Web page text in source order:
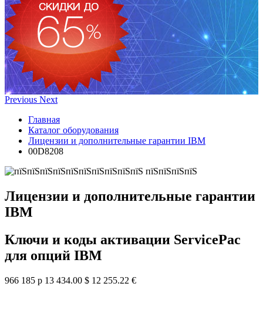
Previous Next
Главная
Каталог оборудования
Лицензии и дополнительные гарантии IBM
00D8208
Лицензии и дополнительные гарантии
IBM
Ключи и коды активации ServicePac
для опций IBM
966 185 р 13 434.00 $ 12 255.22 €